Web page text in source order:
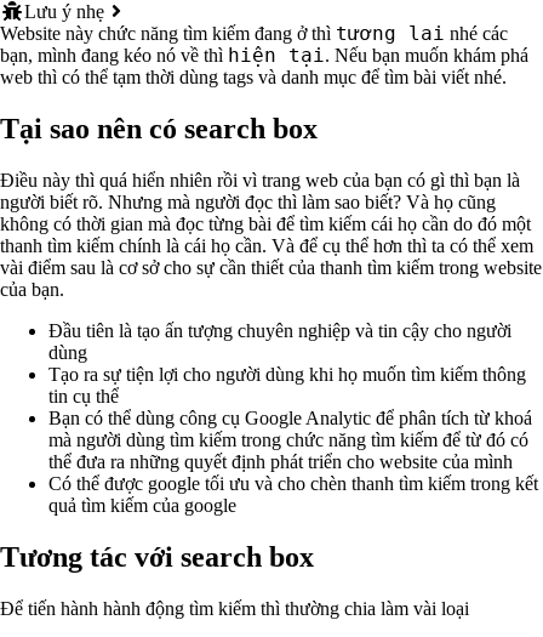
Lưu ý nhẹ
Website này chức năng tìm kiếm đang ở thì tương lai nhé các
bạn, mình đang kéo nó về thì hiện tại. Nếu bạn muốn khám phá
web thì có thể tạm thời dùng tags và danh mục để tìm bài viết nhé.
Tại sao nên có search box
Điều này thì quá hiển nhiên rồi vì trang web của bạn có gì thì bạn là
người biết rõ. Nhưng mà người đọc thì làm sao biết? Và họ cũng
không có thời gian mà đọc từng bài để tìm kiếm cái họ cần do đó một
thanh tìm kiếm chính là cái họ cần. Và để cụ thể hơn thì ta có thể xem
vài điểm sau là cơ sở cho sự cần thiết của thanh tìm kiếm trong website
của bạn.
Đầu tiên là tạo ấn tượng chuyên nghiệp và tin cậy cho người
dùng
Tạo ra sự tiện lợi cho người dùng khi họ muốn tìm kiếm thông
tin cụ thể
Bạn có thể dùng công cụ Google Analytic để phân tích từ khoá
mà người dùng tìm kiếm trong chức năng tìm kiếm để từ đó có
thể đưa ra những quyết định phát triển cho website của mình
Có thể được google tối ưu và cho chèn thanh tìm kiếm trong kết
quả tìm kiếm của google
Tương tác với search box
Để tiến hành hành động tìm kiếm thì thường chia làm vài loại